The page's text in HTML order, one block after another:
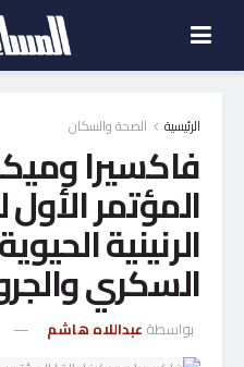
الرئيسية الصحة والسكان
فاكسيرا
المؤتمر الأول
الرنينية
السكري
بواسطة عبداللاه هاشم